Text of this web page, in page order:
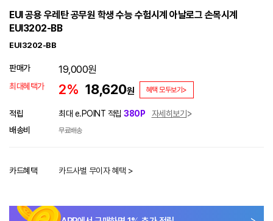
EUI 공용 우레탄 공무원 학생 수능 수험시계 아날로그 손목시계
EUI3202-BB
EUI3202-BB
판매가 19,000원
최대혜택가 2% 18,620원 혜택 모두보기>
적립 최대 e.POINT 적립 380P
자세히보기
배송비
무료배송
카드혜택 카드사별 무이자 혜택 >